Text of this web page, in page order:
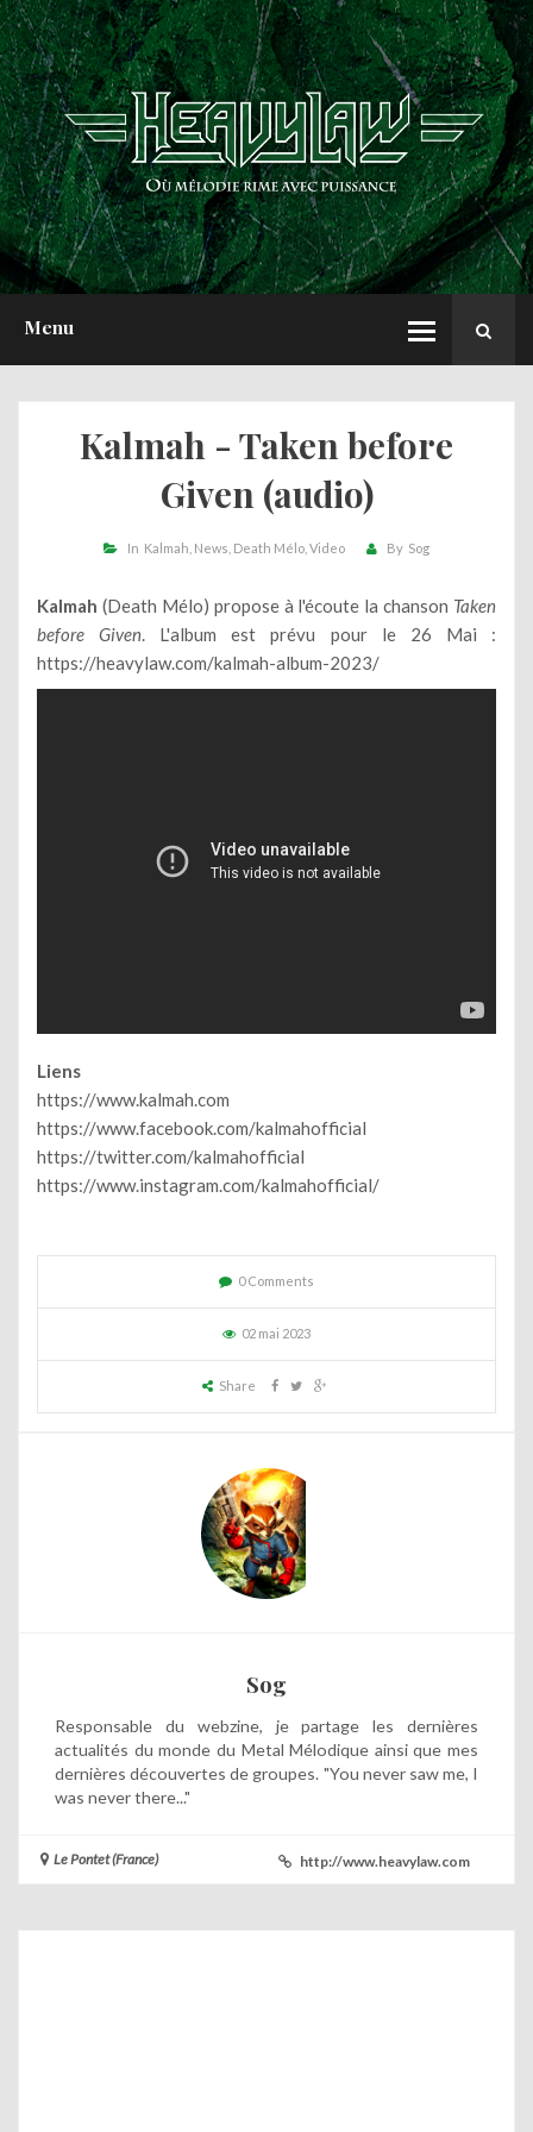
Menu
ACCUEIL
NEWS
CHRONIQUES
INTERVIEWS
REPORTS
A PROPOS
Kalmah - Taken before
Given (audio)
In Kalmah News Death Mélo Video By Sog
Kalmah (Death Mélo) propose à l'écoute la chanson Taken
before Given. L'album est prévu pour le 26 Mai :
https://heavylaw.com/kalmah-album-2023/
Liens
https://www.kalmah.com
https://www.facebook.com/kalmahofficial
https://twitter.com/kalmahofficial
https://www.instagram.com/kalmahofficial/
0 Comments
02 mai 2023
Share
Sog
Responsable du webzine, je partage les dernières
actualités du monde du Metal Mélodique ainsi que mes
dernières découvertes de groupes. "You never saw me, I
was never there..."
Le Pontet (France) http://www.heavylaw.com